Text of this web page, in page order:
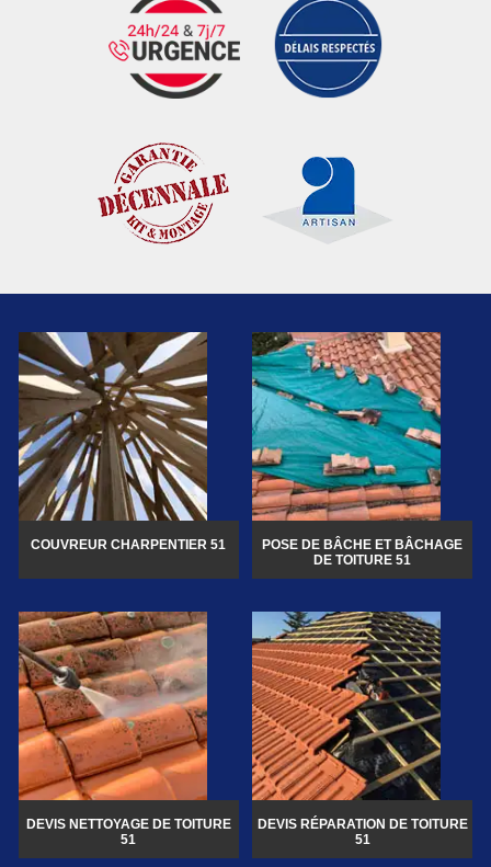
COUVREUR CHARPENTIER 51
POSE DE BÂCHE ET BÂCHAGE
DE TOITURE 51
DEVIS NETTOYAGE DE TOITURE
51
DEVIS RÉPARATION DE TOITURE
51